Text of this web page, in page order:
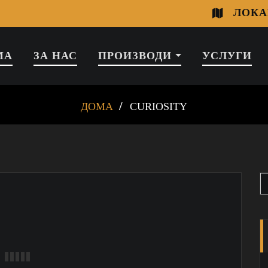
ЗА НАС ПРОИЗВОДИ УСЛУГИ
ДОМА CURIOSITY